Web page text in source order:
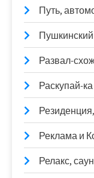
Путь,
Развал-
Раскупай-
Реклама и
Релакс,